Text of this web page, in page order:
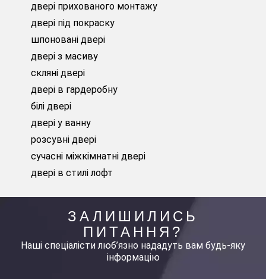
двері прихованого монтажу
двері під покраску
шпоновані двері
двері з масиву
скляні двері
двері в гардеробну
білі двері
двері у ванну
розсувні двері
сучасні міжкімнатні двері
двері в стилі лофт
ЗАЛИШИЛИСЬ
ПИТАННЯ?
Наші спеціалісти люб’язно нададуть вам будь-яку
інформацію